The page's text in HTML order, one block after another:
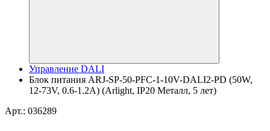
Управление DALI
Блок питания ARJ-SP-50-PFC-1-10V-DALI2-PD (50W,
12-73V, 0.6-1.2A) (Arlight, IP20 Металл, 5 лет)
Арт.: 036289